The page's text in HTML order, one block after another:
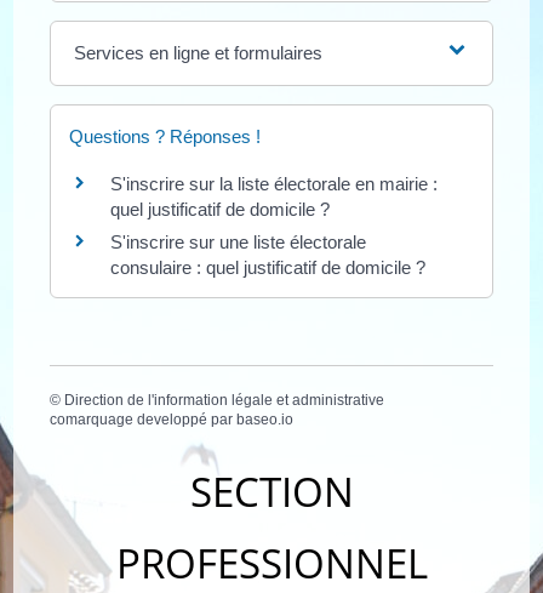
Services en ligne et formulaires
Questions ? Réponses !
S'inscrire sur la liste électorale en mairie :
quel justificatif de domicile ?
S'inscrire sur une liste électorale
consulaire : quel justificatif de domicile ?
© Direction de l'information légale et administrative
comarquage developpé parbaseo.io
SECTION
PROFESSIONNEL